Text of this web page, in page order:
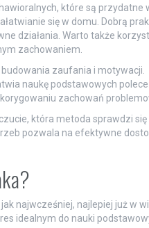
które są
się w domu. Dobrą
działania. Warto także
zachowaniem.
zaufania i motywacji.
naukę podstawowych
zachowań
która metoda sprawdzi
pozwala na efektywne
najwcześniej, najlepiej już w
idealnym do nauki